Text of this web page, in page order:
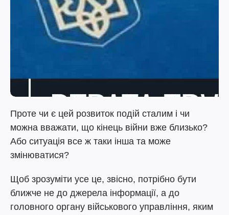
Проте чи є цей розвиток подій сталим і чи
можна вважати, що кінець війни вже близько?
Або ситуація все ж таки інша та може
змінюватися?
Щоб зрозуміти усе це, звісно, потрібно бути
ближче не до джерела інформації, а до
головного органу військового управління, яким